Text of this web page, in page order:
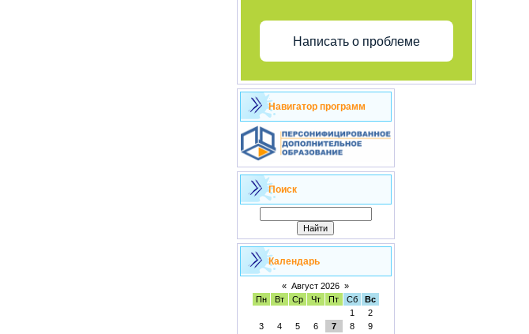
Написать о проблеме
Навигатор программ
Поиск
Календарь
« Август 2026 »
Пн
Вт Ср Чт Пт Сб
Вс
1
2
3
4 5 6 7 8
9